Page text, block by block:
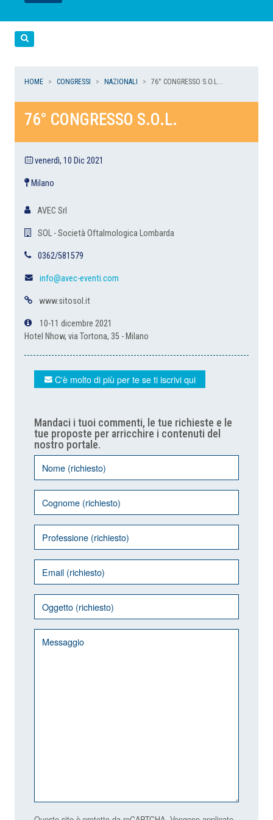
LEGGI
LEGGI
LEGGI
LEGGI
HOME CONGRESSI NAZIONALI 76° CONGRESSO S.O.L...
76° CONGRESSO S.O.L.
venerdì, 10 Dic 2021
Milano
AVEC Srl
SOL - Società Oftalmologica Lombarda
0362/581579
info@avec-eventi.com
www.sitosol.it
10-11 dicembre 2021
Hotel Nhow, via Tortona, 35 - Milano
C'è molto di più per te se ti iscrivi qui
Mandaci i tuoi commenti, le tue richieste e le
tue proposte per arricchire i contenuti del
nostro portale.